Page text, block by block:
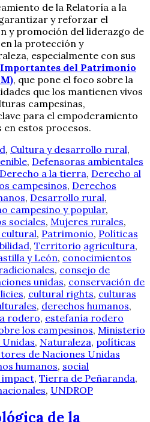
de la Relatoría a la
y reforzar el
y promoción del liderazgo de
la protección y
especialmente con sus
Importantes del Patrimonio
, que pone el foco sobre la
que los mantienen vivos
campesinas,
para el empoderamiento
en estos procesos.
, Cultura y desarrollo rural,
, Defensoras ambientales
Derecho a la tierra, Derecho al
campesinos, Derechos
, Desarrollo rural,
campesino y popular,
sociales, Mujeres rurales,
cultural, Patrimonio, Políticas
, Territorio agricultura,
y León, conocimientos
, consejo de
unidas, conservación de
, cultural rights, culturas
, derechos humanos,
rodero, estefanía rodero
los campesinos, Ministerio
, Naturaleza, políticas
de Naciones Unidas
humanos, social
impact, Tierra de Peñaranda,
, UNDROP
de la